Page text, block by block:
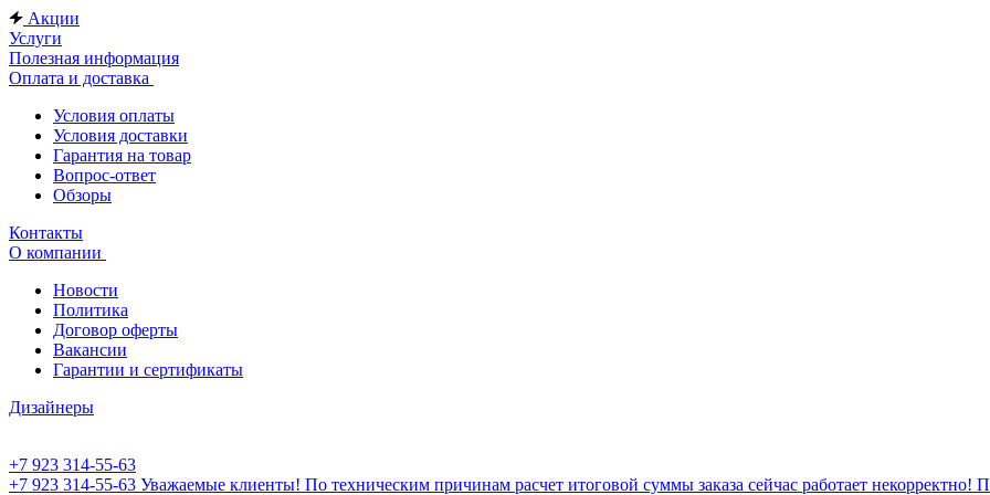
Акции
Услуги
Полезная информация
Оплата и доставка
Условия оплаты
Условия доставки
Гарантия на товар
Вопрос-ответ
Обзоры
Контакты
О компании
Новости
Политика
Договор оферты
Вакансии
Гарантии и сертификаты
Дизайнеры
+7 923 314-55-63
+7 923 314-55-63 Уважаемые клиенты! По техническим причинам расчет итоговой суммы заказа сейчас работает